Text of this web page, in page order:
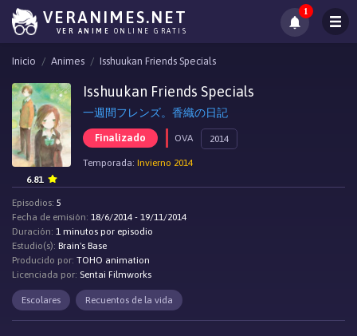
VERANIMES.NET
VER ANIME ONLINE GRATIS
1
Inicio Animes Isshuukan Friends Specials
Isshuukan Friends Specials
一週間フレンズ。香織の日記
Finalizado OVA 2014
Temporada: Invierno 2014
6.81
Episodios: 5
Fecha de emisión: 18/6/2014 - 19/11/2014
Duración: 1 minutos por episodio
Estudio(s): Brain's Base
Producido por: TOHO animation
Licenciada por: Sentai Filmworks
Escolares Recuentos de la vida